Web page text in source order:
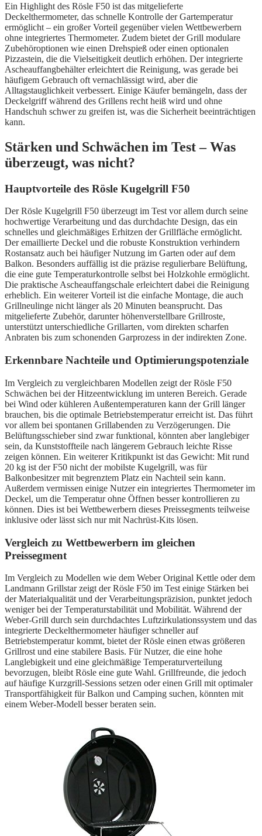
Ein Highlight des Rösle F50 ist das mitgelieferte
Deckelthermometer, das schnelle Kontrolle der Gartemperatur
ermöglicht – ein großer Vorteil gegenüber vielen Wettbewerbern
ohne integriertes Thermometer. Zudem bietet der Grill modulare
Zubehöroptionen wie einen Drehspieß oder einen optionalen
Pizzastein, die die Vielseitigkeit deutlich erhöhen. Der integrierte
Ascheauffangbehälter erleichtert die Reinigung, was gerade bei
häufigem Gebrauch oft vernachlässigt wird, aber die
Alltagstauglichkeit verbessert. Einige Käufer bemängeln, dass der
Deckelgriff während des Grillens recht heiß wird und ohne
Handschuh schwer zu greifen ist, was die Sicherheit beeinträchtigen
kann.
Stärken und Schwächen im Test – Was
überzeugt, was nicht?
Hauptvorteile des Rösle Kugelgrill F50
Der Rösle Kugelgrill F50 überzeugt im Test vor allem durch seine
hochwertige Verarbeitung und das durchdachte Design, das ein
schnelles und gleichmäßiges Erhitzen der Grillfläche ermöglicht.
Der emaillierte Deckel und die robuste Konstruktion verhindern
Rostansatz auch bei häufiger Nutzung im Garten oder auf dem
Balkon. Besonders auffällig ist die präzise regulierbare Belüftung,
die eine gute Temperaturkontrolle selbst bei Holzkohle ermöglicht.
Die praktische Ascheauffangschale erleichtert dabei die Reinigung
erheblich. Ein weiterer Vorteil ist die einfache Montage, die auch
Grillneulinge nicht länger als 20 Minuten beansprucht. Das
mitgelieferte Zubehör, darunter höhenverstellbare Grillroste,
unterstützt unterschiedliche Grillarten, vom direkten scharfen
Anbraten bis zum schonenden Garprozess in der indirekten Zone.
Erkennbare Nachteile und Optimierungspotenziale
Im Vergleich zu vergleichbaren Modellen zeigt der Rösle F50
Schwächen bei der Hitzeentwicklung im unteren Bereich. Gerade
bei Wind oder kühleren Außentemperaturen kann der Grill länger
brauchen, bis die optimale Betriebstemperatur erreicht ist. Das führt
vor allem bei spontanen Grillabenden zu Verzögerungen. Die
Belüftungsschieber sind zwar funktional, könnten aber langlebiger
sein, da Kunststoffteile nach längerem Gebrauch leichte Risse
zeigen können. Ein weiterer Kritikpunkt ist das Gewicht: Mit rund
20 kg ist der F50 nicht der mobilste Kugelgrill, was für
Balkonbesitzer mit begrenztem Platz ein Nachteil sein kann.
Außerdem vermissen einige Nutzer ein integriertes Thermometer im
Deckel, um die Temperatur ohne Öffnen besser kontrollieren zu
können. Dies ist bei Wettbewerbern dieses Preissegments teilweise
inklusive oder lässt sich nur mit Nachrüst-Kits lösen.
Vergleich zu Wettbewerbern im gleichen
Preissegment
Im Vergleich zu Modellen wie dem Weber Original Kettle oder dem
Landmann Grillstar zeigt der Rösle F50 im Test einige Stärken bei
der Materialqualität und der Verarbeitungspräzision, punktet jedoch
weniger bei der Temperaturstabilität und Mobilität. Während der
Weber-Grill durch sein durchdachtes Luftzirkulationssystem und das
integrierte Deckelthermometer häufiger schneller auf
Betriebstemperatur kommt, bietet der Rösle einen etwas größeren
Grillrost und eine stabilere Basis. Für Nutzer, die eine hohe
Langlebigkeit und eine gleichmäßige Temperaturverteilung
bevorzugen, bleibt Rösle eine gute Wahl. Grillfreunde, die jedoch
auf häufige Kurzgrill-Sessions setzen oder einen Grill mit optimaler
Transportfähigkeit für Balkon und Camping suchen, könnten mit
einem Weber-Modell besser beraten sein.